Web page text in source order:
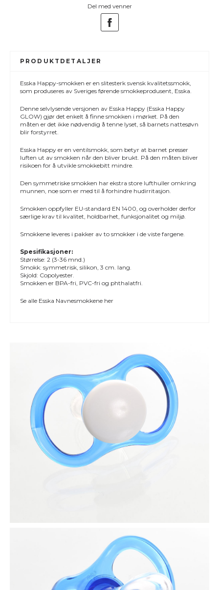
Del med venner
PRODUKTDETALJER
Esska Happy-smokken er en slitesterk svensk kvalitetssmokk,
som produseres av Sveriges førende smokkeprodusent, Esska.
Denne selvlysende versjonen av Esska Happy (Esska Happy
GLOW) gjør det enkelt å finne smokken i mørket. På den
måten er det ikke nødvendig å tenne lyset, så barnets nattesøvn
blir forstyrret.
Esska Happy er en ventilsmokk, som betyr at barnet presser
luften ut av smokken når den bliver brukt. På den måten bliver
risikoen for å utvikle smokkebitt mindre.
Den symmetriske smokken har ekstra store lufthuller omkring
munnen, noe som er med til å forhindre hudirritasjon.
Smokken oppfyller EU-standard EN 1400, og overholder derfor
særlige krav til kvalitet, holdbarhet, funksjonalitet og miljø.
Smokkene leveres i pakker av to smokker i de viste fargene.
Spesifikasjoner:
Størrelse: 2 (3-36 mnd.)
Smokk: symmetrisk, silikon, 3 cm. lang.
Skjold: Copolyester.
Smokken er BPA-fri, PVC-fri og phthalatfri.
Se alle Esska Navnesmokkene her